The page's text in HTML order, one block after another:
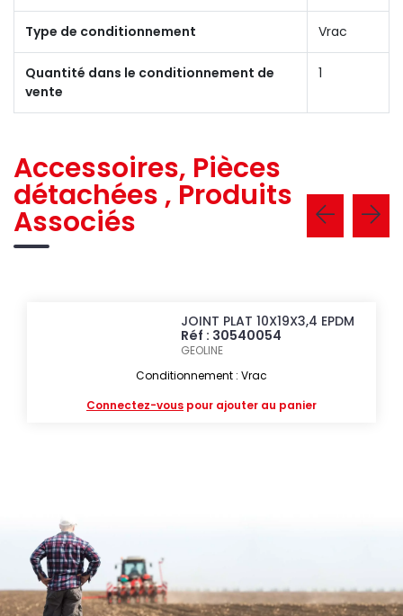
Type de conditionnement Vrac
Quantité dans le conditionnement de
vente
1
Accessoires, Pièces
détachées , Produits
Associés
JOINT PLAT 10X19X3,4 EPDM
Réf : 30540054
GEOLINE
Conditionnement : Vrac
Connectez-vous pour ajouter au panier